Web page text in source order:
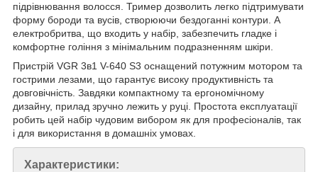
підрівнювання волосся. Тример дозволить легко підтримувати
форму бороди та вусів, створюючи бездоганні контури. А
електробритва, що входить у набір, забезпечить гладке і
комфортне гоління з мінімальним подразненням шкіри.
Пристрій VGR 3в1 V-640 S3 оснащений потужним мотором та
гострими лезами, що гарантує високу продуктивність та
довговічність. Завдяки компактному та ергономічному
дизайну, прилад зручно лежить у руці. Простота експлуатації
робить цей набір чудовим вибором як для професіоналів, так
і для використання в домашніх умовах.
Характеристики: